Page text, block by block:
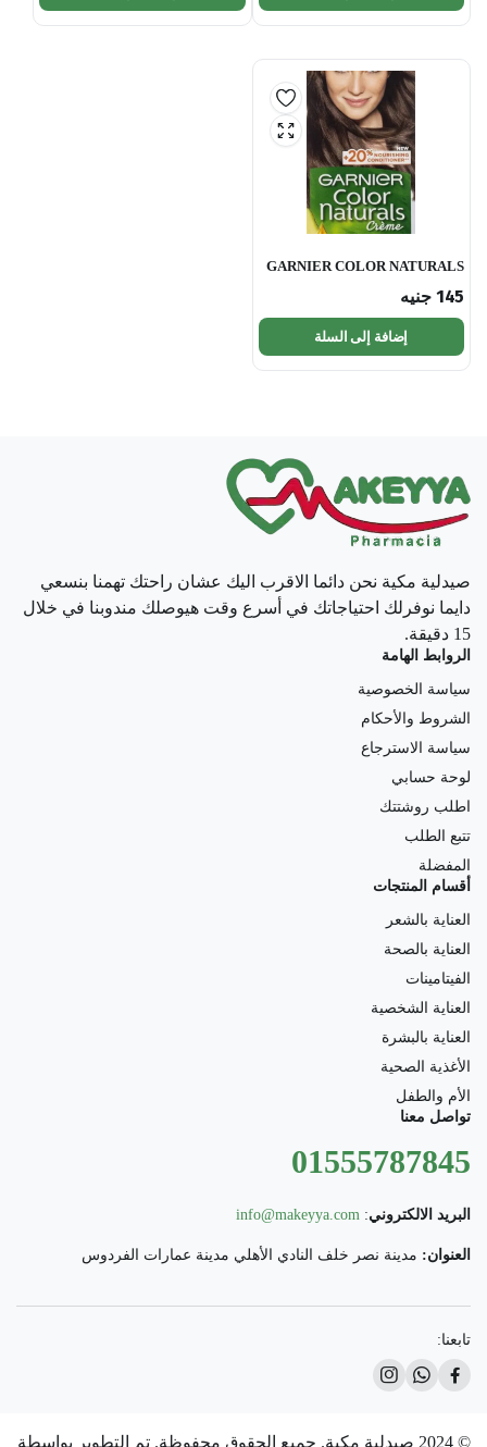
GARNIER COLOR NATURALS
145 جنيه
إضافة إلى السلة
صيدلية مكية نحن دائما الاقرب اليك عشان راحتك تهمنا بنسعي
دايما نوفرلك احتياجاتك في أسرع وقت هيوصلك مندوبنا في خلال
15 دقيقة.
الروابط الهامة
سياسة الخصوصية
الشروط والأحكام
سياسة الاسترجاع
لوحة حسابي
اطلب روشتتك
تتبع الطلب
المفضلة
أقسام المنتجات
العناية بالشعر
العناية بالصحة
الفيتامينات
العناية الشخصية
العناية بالبشرة
الأغذية الصحية
الأم والطفل
تواصل معنا
01555787845
البريد الالكتروني:
info@makeyya.com
العنوان: مدينة نصر خلف النادي الأهلي مدينة عمارات الفردوس
تابعنا:
© 2024 صيدلية مكية. جميع الحقوق محفوظة. تم التطوير بواسطة